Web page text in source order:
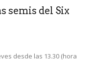
semis del Six
desde las 13.30 (hora